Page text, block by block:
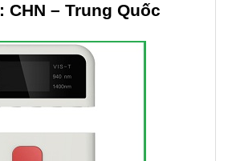
CHN – Trung Quốc